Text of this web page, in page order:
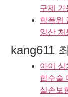
구제 가
학폭위
양산 처
kang611
아이 상
합수술
실손보